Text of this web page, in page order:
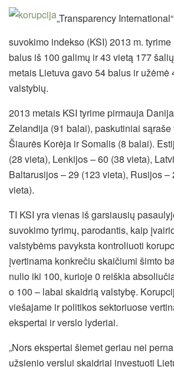
„Transparency
suvokimo indekso (KSI) 2013 m.
balus iš 100 galimų ir 43 vietą 177
metais Lietuva gavo 54 balus ir užėmė
valstybių.
2013 metais KSI tyrime pirmauja
Zelandija (91 balai), paskutiniai sąraše
Šiaurės Korėja ir Somalis (8 balai).
(28 vieta), Lenkijos – 60 (38 vieta),
Baltarusijos – 29 (123 vieta), Rusijos –
vieta).
TI KSI yra vienas iš garsiausių
suvokimo tyrimų, parodantis, kaip
valstybėms pavyksta kontroliuoti
įvertinama konkrečiu skaičiumi šimto
nulio iki 100, kurioje 0 reiškia
o 100 – labai skaidrią valstybę.
viešajame ir politikos sektoriuose
ekspertai ir verslo lyderiai.
„Nors ekspertai šiemet geriau nei
užsienio verslui skaidriai investuoti